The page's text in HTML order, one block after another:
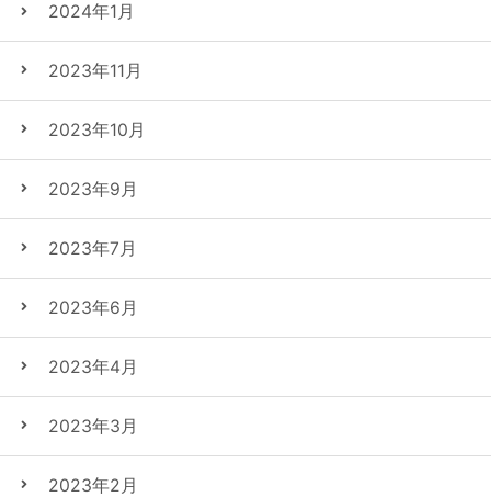
2024年1月
2023年11月
2023年10月
2023年9月
2023年7月
2023年6月
2023年4月
2023年3月
2023年2月